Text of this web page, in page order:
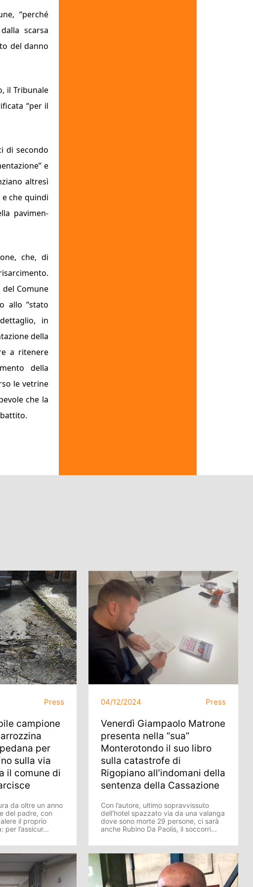
“perché
scarsa
del danno
il Tribunale
“per il
di secondo
e
altresì
e che quindi
pavimen­
che, di
Comune
allo “stato
in
della
a ritene­re
della
le vetrine
che la
Press
campione
per
sulla via
il comune di
da oltre un anno
del padre, con
il proprio
per l’assicur...
04/12/2024 Press
Venerdì Giampaolo Matrone
presenta nella “sua”
Monterotondo il suo libro
sulla catastrofe di
Rigopiano all’indomani della
sentenza della Cassazione
Con l’autore, ultimo sopravvissuto
dell’hotel spazzato via da una valanga
dove sono morte 29 persone, ci sarà
anche Rubino Da Paolis, il soccorri...